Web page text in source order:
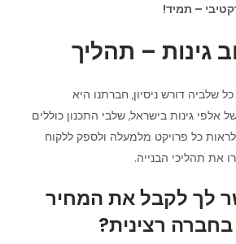
– תמיד!
גינות – תהליך
שלביה דורש ניסיון, חברתנו היא
גינות בישראל, שלבי התכנון כוללים
לראות כל פרויקט מלמעלה ולספק ללקוח
את תהליכי הבנייה.
לך לקבל את המחיר
רצינית?